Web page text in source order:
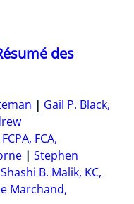
des
Gail P. Black,
FCA,
Stephen
Shashi B. Malik, KC,
Marchand,